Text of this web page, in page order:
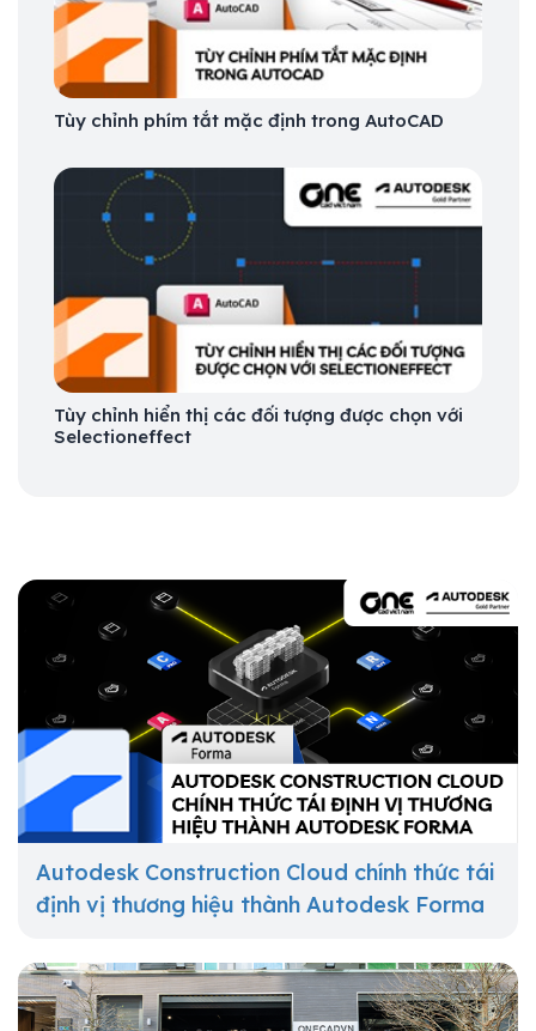
Tùy chỉnh phím tắt mặc định trong AutoCAD
Tùy chỉnh hiển thị các đối tượng được chọn với
Selectioneffect
Autodesk Construction Cloud chính thức tái
định vị thương hiệu thành Autodesk Forma